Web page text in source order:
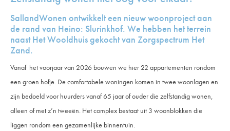
SallandWonen ontwikkelt een nieuw woonproject aan
de rand van Heino: Slurinkhof. We hebben het terrein
naast Het Wooldhuis gekocht van Zorgspectrum Het
Zand.
Vanaf het voorjaar van 2026 bouwen we hier 22 appartementen rondom
een groen hofje. De comfortabele woningen komen in twee woonlagen en
zijn bedoeld voor huurders vanaf 65 jaar of ouder die zelfstandig wonen,
alleen of met z’n tweeën. Het complex bestaat uit 3 woonblokken die
liggen rondom een gezamenlijke binnentuin.